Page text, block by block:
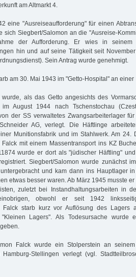
am Altmarkt 4.
eine "Ausreiseaufforderung" für einen
sich Siegbert/Salomon an die "Ausreise-
der Aufforderung. Er wies in seinem
hin und auf seine Tätigkeit seit
Sein Antrag wurde genehmigt.
am 30. Mai 1943 im "Getto-Hospital" an
wurde, als das Getto angesichts des
August 1944 nach Tschenstochau
der SS verwaltetes Zwangsarbeiterlager
AG, verlegt. Die Häftlinge
Munitionsfabrik und im Stahlwerk. Am 24.
Falck mit einem Massentransport ins KZ
wurde er dort als "jüdischer Häftling"
Siegbert/Salomon wurde zunächst
und kam dann ins Hauptlager
etwas besser waren. Ab März 1945 musste
zuletzt bei Instandhaltungsarbeiten in
obwohl er seit 1942
Falck starb kurz vor Auflösung des Lagers
Lagers". Als Todesursache wurde
Falck wurde ein Stolperstein an
Stellingen verlegt (vgl.